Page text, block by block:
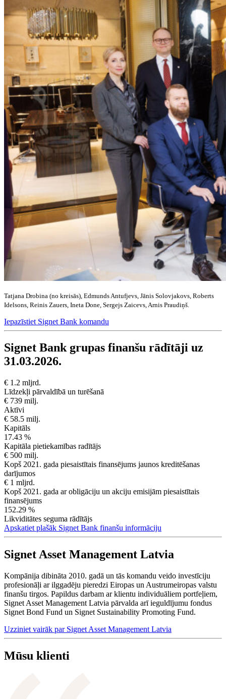
Tatjana Drobina (no kreisās), Edmunds Antufjevs, Jānis Solovjakovs, Roberts
Idelsons, Reinis Zauers, Ineta Done, Sergejs Zaicevs, Arnis Praudiņš.
Iepazīstiet Signet Bank komandu
Signet Bank grupas finanšu rādītāji uz
31.03.2026.
€ 1.2 mljrd.
Līdzekļi pārvaldībā un turēšanā
€ 739 milj.
Aktīvi
€ 58.5 milj.
Kapitāls
17.43 %
Kapitāla pietiekamības radītājs
€ 500 milj.
Kopš 2021. gada piesaistītais finansējums jaunos kreditēšanas
darījumos
€ 1 mljrd.
Kopš 2021. gada ar obligāciju un akciju emisijām piesaistītais
finansējums
152.29 %
Likviditātes seguma rādītājs
Apskatiet plašāk Signet Bank finanšu informāciju
Signet Asset Management Latvia
Kompānija dibināta 2010. gadā un tās komandu veido investīciju
profesionāļi ar ilggadēju pieredzi Eiropas un Austrumeiropas valstu
finanšu tirgos. Papildus darbam ar klientu individuāliem portfeļiem,
Signet Asset Management Latvia pārvalda arī ieguldījumu fondus
Signet Bond Fund un Signet Sustainability Promoting Fund.
Uzziniet vairāk par Signet Asset Management Latvia
Mūsu klienti